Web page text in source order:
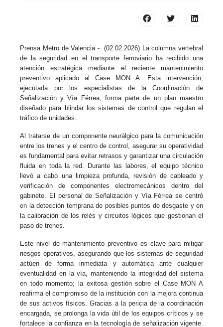
Prensa Metro de Valencia -. (02.02.2026) La columna vertebral
de la seguridad en el transporte ferroviario ha recibido una
atención estratégica mediante el reciente mantenimiento
preventivo aplicado al Case MON A. Esta intervención,
ejecutada por los especialistas de la Coordinación de
Señalización y Vía Férrea, forma parte de un plan maestro
diseñado para blindar los sistemas de control que regulan el
tráfico de unidades.
Al tratarse de un componente neurálgico para la comunicación
entre los trenes y el centro de control, asegurar su operatividad
es fundamental para evitar retrasos y garantizar una circulación
fluida en toda la red. Durante las labores, el equipo técnico
llevó a cabo una limpieza profunda, revisión de cableado y
verificación de componentes electromecánicos dentro del
gabinete. El personal de Señalización y Vía Férrea se centró
en la detección temprana de posibles puntos de desgaste y en
la calibración de los relés y circuitos lógicos que gestionan el
paso de trenes.
Este nivel de mantenimiento preventivo es clave para mitigar
riesgos operativos, asegurando que los sistemas de seguridad
actúen de forma inmediata y automática ante cualquier
eventualidad en la vía, manteniendo la integridad del sistema
en todo momento; la exitosa gestión sobre el Case MON A
reafirma el compromiso de la institución con la mejora continua
de sus activos físicos. Gracias a la pericia de la coordinación
encargada, se prolonga la vida útil de los equipos críticos y se
fortalece la confianza en la tecnología de señalización vigente.